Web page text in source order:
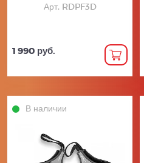
Арт. RDPF3D
1 990 руб.
В наличии